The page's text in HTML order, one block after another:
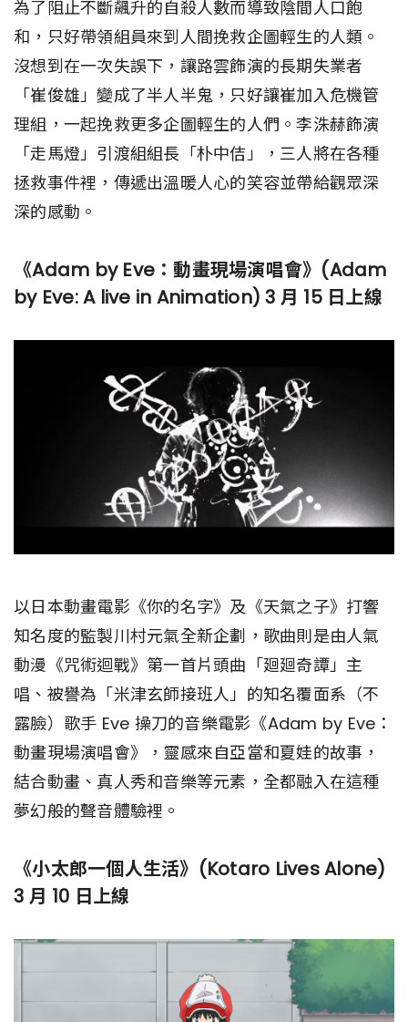
為了阻止不斷飆升的自殺人數而導致陰間人口飽
和，只好帶領組員來到人間挽救企圖輕生的人類。
沒想到在一次失誤下，讓路雲飾演的長期失業者
「崔俊雄」變成了半人半鬼，只好讓崔加入危機管
理組，一起挽救更多企圖輕生的人們。李洙赫飾演
「走馬燈」引渡組組長「朴中佶」，三人將在各種
拯救事件裡，傳遞出溫暖人心的笑容並帶給觀眾深
深的感動。
《Adam by Eve：動畫現場演唱會》(Adam
by Eve: A live in Animation) 3 月 15 日上線
以日本動畫電影《你的名字》及《天氣之子》打響
知名度的監製川村元氣全新企劃，歌曲則是由人氣
動漫《咒術迴戰》第一首片頭曲「廻廻奇譚」主
唱、被譽為「米津玄師接班人」的知名覆面系（不
露臉）歌手 Eve 操刀的音樂電影《Adam by Eve：
動畫現場演唱會》，靈感來自亞當和夏娃的故事，
結合動畫、真人秀和音樂等元素，全都融入在這種
夢幻般的聲音體驗裡。
《小太郎一個人生活》(Kotaro Lives Alone)
3 月 10 日上線